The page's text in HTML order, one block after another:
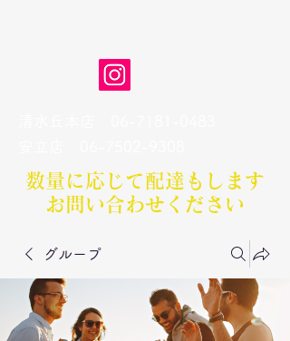
数量に応じて配達もします​
お問い合わせください
グループ